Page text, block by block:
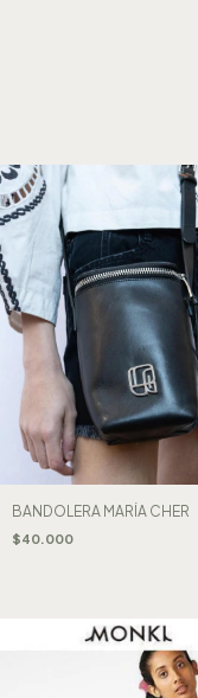
BANDOLERA MARÍA CHER
$40.000